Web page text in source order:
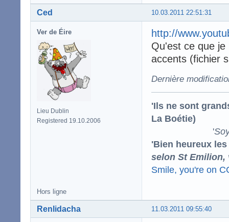
10.03.2011 22:51:31
Ced
Ver de Éire
Lieu Dublin
Registered 19.10.2006
http://
Qu'est ce que
accents (fichier
Dernière
'Ils ne sont
La Boétie)
'
'Bien heureux
selon St Emilion,
Smile, you're on
Hors ligne
11.03.2011 09:55:40
Renlidacha